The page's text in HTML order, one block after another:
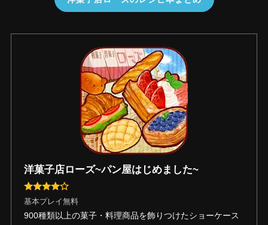
洋菓子店ローズ~パン屋はじめました~
基本プレイ無料
900種類以上の菓子・料理商品を飾りつけたショーケース